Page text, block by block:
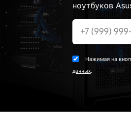
ноутбуков
Нажимая на
данных.